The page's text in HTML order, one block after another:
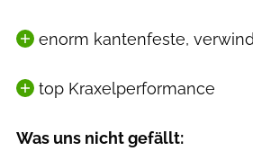
enorm kantenfeste,
top Kraxelperformance
Was uns nicht gefällt: